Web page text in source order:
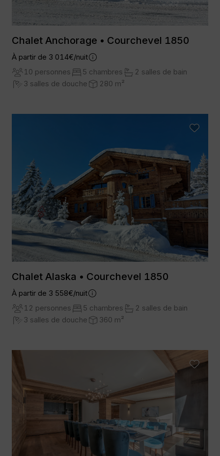
Chalet Anchorage • Courchevel 1850
À partir de 3 014€/nuit
10 personnes
5 chambres
2 salles de bain
3 salles de douche
280 m²
Chalet Alaska • Courchevel 1850
À partir de 3 558€/nuit
12 personnes
5 chambres
2 salles de bain
3 salles de douche
360 m²